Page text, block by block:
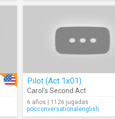
Pilot (Act 1x01)
Carol's Second Act
6 años | 1126 jugadas
pocconversationalenglish